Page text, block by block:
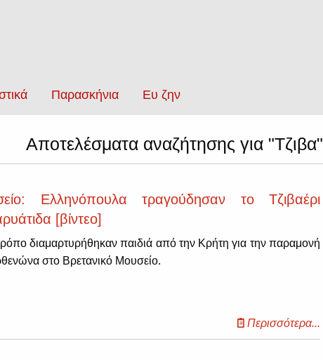
Παρασκήνια Ευ ζην
Αποτελέσματα αναζήτησης για "Τζιβα"
Ελληνόπουλα τραγούδησαν το Τζιβαέρι
[βίντεο]
διαμαρτυρήθηκαν παιδιά από την Κρήτη για την παραμονή
στο Βρετανικό Μουσείο.
Περισσότερα...